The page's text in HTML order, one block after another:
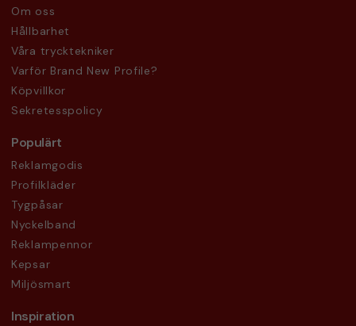
Om oss
Hållbarhet
Våra trycktekniker
Varför Brand New Profile?
Köpvillkor
Sekretesspolicy
Populärt
Reklamgodis
Profilkläder
Tygpåsar
Nyckelband
Reklampennor
Kepsar
Miljösmart
Inspiration